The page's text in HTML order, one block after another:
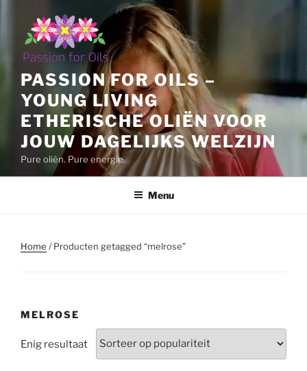
inhoud
PASSION FOR OILS –
YOUNG LIVING
ETHERISCHE OLIËN VOOR
JOUW DAGELIJKS WELZIJN
Pure oliën. Pure energie.
Menu
Home / Producten getagged “melrose”
MELROSE
Enig resultaat